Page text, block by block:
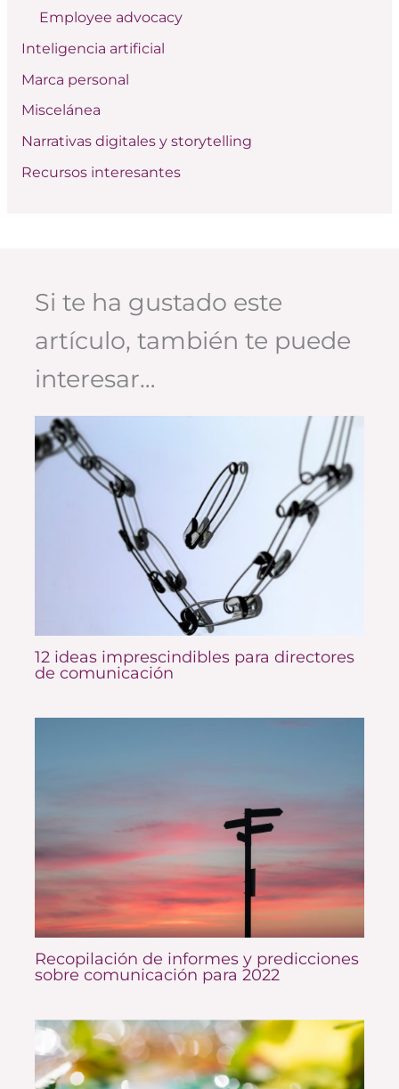
:
Employee advocacy
Inteligencia artificial
Marca personal
Miscelánea
Narrativas digitales y storytelling
Recursos interesantes
Si te ha gustado este
artículo, también te puede
interesar…
12 ideas imprescindibles para directores
de comunicación
Recopilación de informes y predicciones
sobre comunicación para 2022